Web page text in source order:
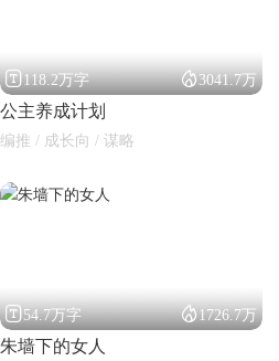
闪艺
118.2万字 3041.7万
公主养成计划
编推 / 成长向 / 谋略
54.7万字 1726.7万
朱墙下的女人